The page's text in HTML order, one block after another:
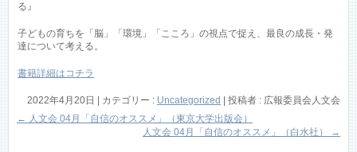
る』
子どもの育ちを「脳」「環境」「こころ」の視点で捉え、最良の成長・発
達について考える。
書籍詳細はコチラ
2022年4月20日 カテゴリー : Uncategorized
投稿者 : 広報委員会人文会
← 人文会 04月「自信のオススメ」（東京大学出版会）
人文会 04月「自信のオススメ」（白水社）
→